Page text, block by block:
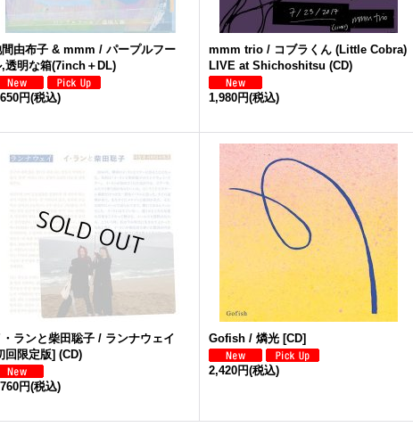
間由布子 & mmm / パープルフー
透明な箱(7inch＋DL)
円(税込)
mmm trio / コブラくん (Little Cobra)
LIVE at Shichoshitsu (CD)
1,980円(税込)
ランと柴田聡子 / ランナウェイ
回限定版] (CD)
円(税込)
Gofish / 燐光 [CD]
2,420円(税込)